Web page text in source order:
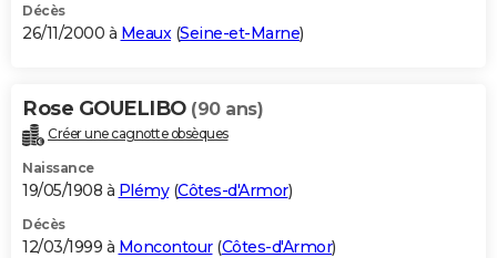
Décès
26/11/2000 à Meaux(Seine-et-Marne)
Rose GOUELIBO (90 ans)
Créer une cagnotte obsèques
Naissance
19/05/1908 à Plémy(Côtes-d'Armor)
Décès
12/03/1999 à Moncontour(Côtes-d'Armor)